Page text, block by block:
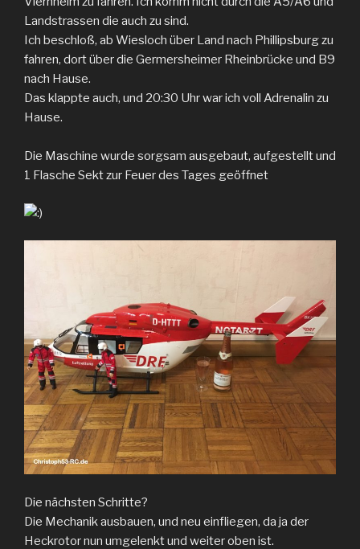
Landstrassen die auch zu sind.
Ich beschloß, ab Wiesloch über Land nach Phillipsburg zu
fahren, dort über die Germersheimer Rheinbrücke und B9
nach Hause.
Das klappte auch, und 20:30 Uhr war ich voll Adrenalin zu
Hause.
Die Maschine wurde sorgsam ausgebaut, aufgestellt und
1 Flasche Sekt zur Feuer des Tages geöffnet
Die nächsten Schritte?
Die Mechanik ausbauen, und neu einfliegen, da ja der
Heckrotor nun umgelenkt und weiter oben ist.